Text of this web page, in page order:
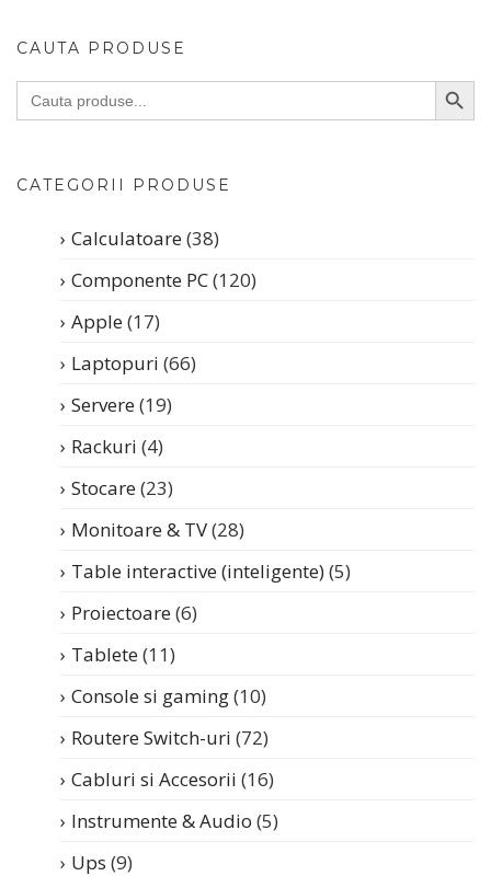
CAUTA PRODUSE
Search
for:
CATEGORII PRODUSE
Calculatoare (38)
Componente PC(120)
Apple (17)
Laptopuri (66)
Servere (19)
Rackuri (4)
Stocare (23)
Monitoare & TV(28)
Table interactive (inteligente)(5)
Proiectoare (6)
Tablete (11)
Console si gaming(10)
Routere Switch-uri (72)
Cabluri si Accesorii (16)
Instrumente & Audio (5)
Ups (9)